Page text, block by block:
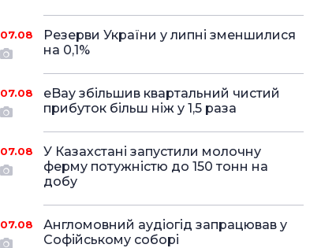
07.08
Резерви України у липні зменшилися
на 0,1%
07.08
eBay збільшив квартальний чистий
прибуток більш ніж у 1,5 раза
07.08
У Казахстані запустили молочну
ферму потужністю до 150 тонн на
добу
07.08
Англомовний аудіогід запрацював у
Софійському соборі